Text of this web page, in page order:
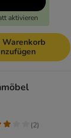
aktivieren
Warenkorb
(2)